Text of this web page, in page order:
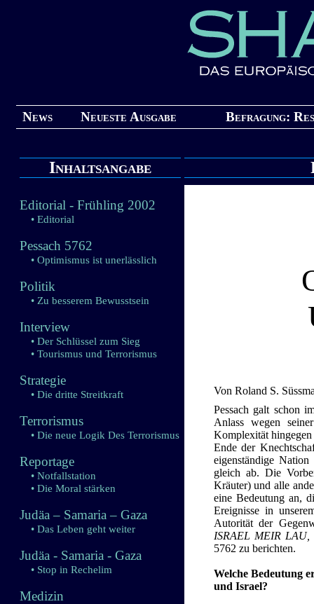
News Neueste Ausgabe Befragung:
Inhaltsangabe
Editorial - Frühling 2002
• Editorial
Pessach 5762
• Optimismus ist unerlässlich
Politik
• Zu besserem Bewusstsein
Interview
• Der Schlüssel zum Sieg
• Tourismus und Terrorismus
Strategie
• Die dritte Streitkraft
Terrorismus
• Die neue Logik Des Terrorismus
Reportage
• Notfallstation
• Die Moral stärken
Judäa – Samaria – Gaza
• Das Leben geht weiter
Judäa - Samaria - Gaza
• Stop in Rechelim
Medizin
Von Roland S.
Pessach galt schon
Anlass wegen
Komplexität
Ende der
eigenständige
gleich ab. Die
Kräuter) und alle
eine Bedeutung an,
Ereignisse in
Autorität der
ISRAEL MEIR LAU,
5762 zu berichten.
Welche Bedeutung
und Israel?